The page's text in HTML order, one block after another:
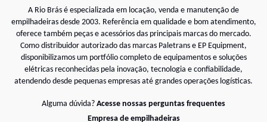
A Rio Brás é especializada em locação, venda e manutenção de
empilhadeiras desde 2003. Referência em qualidade e bom atendimento,
oferece também peças e acessórios das principais marcas do mercado.
Como distribuidor autorizado das marcas Paletrans e EP Equipment,
disponibilizamos um portfólio completo de equipamentos e soluções
elétricas reconhecidas pela inovação, tecnologia e confiabilidade,
atendendo desde pequenas empresas até grandes operações logísticas.
Alguma dúvida? Acesse nossas perguntas frequentes
Empresa de empilhadeiras